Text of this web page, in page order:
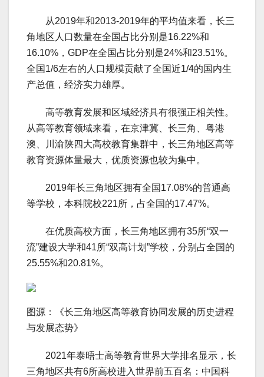
从2019年和2013-2019年的平均值来看，长三
角地区人口数量在全国占比分别是16.22%和
16.10%，GDP在全国占比分别是24%和23.51%。
全国1/6左右的人口规模贡献了全国近1/4的国内生
产总值，经济实力雄厚。
高等教育发展和区域经济具有很强正相关性。
从高等教育领域来看，在京津冀、长三角、粤港
澳、川渝陕四大高校教育集群中，长三角地区高等
教育资源体量最大，优质资源也较为集中。
2019年长三角地区拥有全国17.08%的普通高
等学校，本科院校221所，占全国的17.47%。
在优质高校方面，长三角地区拥有35所“双一
流”建设大学和41所“双高计划”学校，分别占全国的
25.55%和20.81%。
图源：《长三角地区高等教育协同发展的历史进程
与发展态势》
2021年泰晤士高等教育世界大学排名显示，长
三角地区共有6所高校进入世界前五百名：中国科